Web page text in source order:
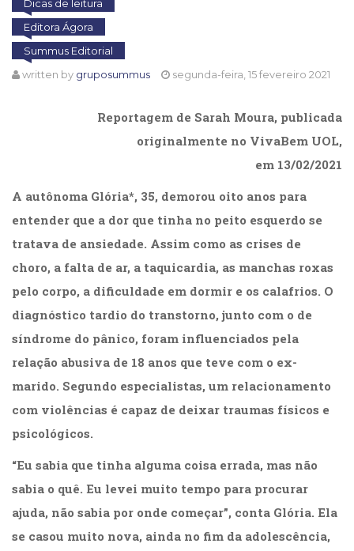
(23)
Comportamento
(418)
(222)
Criatividade
(14)
Alimentação
(14)
Economia,
(31)
Educação
(278)
Educação
Especial
(39)
(47)
Fonoaudiologia
Gestalt-
terapia
Dicas de leitura
Editora Ágora
Summus Editorial
written by gruposummus segunda-feira, 15 fevereiro 2021
Reportagem de Sarah Moura, publicada
originalmente no VivaBem UOL,
em 13/02/2021
A autônoma Glória*, 35, demorou oito anos para
entender que a dor que tinha no peito esquerdo se
tratava de ansiedade. Assim como as crises de
choro, a falta de ar, a taquicardia, as manchas roxas
pelo corpo, a dificuldade em dormir e os calafrios. O
diagnóstico tardio do transtorno, junto com o de
síndrome do pânico, foram influenciados pela
relação abusiva de 18 anos que teve com o ex-
marido. Segundo especialistas, um relacionamento
com violências é capaz de deixar traumas físicos e
psicológicos.
“Eu sabia que tinha alguma coisa errada, mas não
sabia o quê. Eu levei muito tempo para procurar
ajuda, não sabia por onde começar”, conta Glória. Ela
se casou muito nova, ainda no fim da adolescência,